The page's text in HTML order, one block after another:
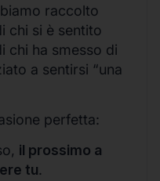
raccolto
chi si è sentito
chi ha smesso di
a sentirsi “una
perfetta:
il prossimo a
tu.